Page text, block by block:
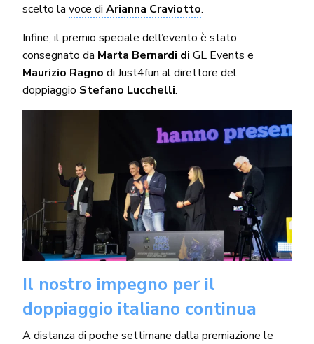
scelto la voce diArianna Craviotto.
Infine, il premio speciale dell’evento è stato
consegnato da Marta Bernardi di GL Events e
Maurizio Ragno di Just4fun al direttore del
doppiaggio Stefano Lucchelli.
Il nostro impegno per il
doppiaggio italiano continua
A distanza di poche settimane dalla premiazione le